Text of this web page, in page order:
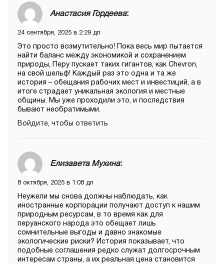
Анастасия Гордеева:
24 сентября, 2025 в 2:29 дп
Это просто возмутительно! Пока весь мир пытается
найти баланс между экономикой и сохранением
природы, Перу пускает таких гигантов, как Chevron,
на свой шельф! Каждый раз это одна и та же
история – обещания рабочих мест и инвестиций, а в
итоге страдает уникальная экология и местные
общины. Мы уже проходили это, и последствия
бывают необратимыми.
Войдите, чтобы ответить
Елизавета Мухина:
8 октября, 2025 в 1:08 дп
Неужели мы снова должны наблюдать, как
иностранные корпорации получают доступ к нашим
природным ресурсам, в то время как для
перуанского народа это обещает лишь
сомнительные выгоды и давно знакомые
экологические риски? История показывает, что
подобные соглашения редко служат долгосрочным
интересам страны, а их реальная цена становится